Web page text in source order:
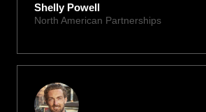
Shelly Powell
North American Partnerships